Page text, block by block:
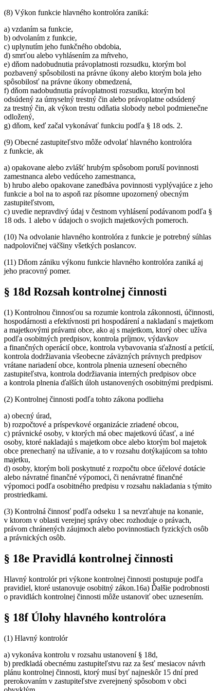
(8) Výkon funkcie hlavného kontrolóra zaniká:
a) vzdaním sa funkcie,
b) odvolaním z funkcie,
c) uplynutím jeho funkčného obdobia,
d) smrťou alebo vyhlásením za mŕtveho,
e) dňom nadobudnutia právoplatnosti rozsudku, ktorým bol
pozbavený spôsobilosti na právne úkony alebo ktorým bola jeho
spôsobilosť na právne úkony obmedzená,
f) dňom nadobudnutia právoplatnosti rozsudku, ktorým bol
odsúdený za úmyselný trestný čin alebo právoplatne odsúdený
za trestný čin, ak výkon trestu odňatia slobody nebol podmienečne
odložený,
g) dňom, keď začal vykonávať funkciu podľa § 18 ods. 2.
(9) Obecné zastupiteľstvo môže odvolať hlavného kontrolóra
z funkcie, ak
a) opakovane alebo zvlášť hrubým spôsobom poruší povinnosti
zamestnanca alebo vedúceho zamestnanca,
b) hrubo alebo opakovane zanedbáva povinnosti vyplývajúce z jeho
funkcie a bol na to aspoň raz písomne upozornený obecným
zastupiteľstvom,
c) uvedie nepravdivý údaj v čestnom vyhlásení podávanom podľa §
18 ods. 1 alebo v údajoch o svojich majetkových pomeroch.
(10) Na odvolanie hlavného kontrolóra z funkcie je potrebný súhlas
nadpolovičnej väčšiny všetkých poslancov.
(11) Dňom zániku výkonu funkcie hlavného kontrolóra zaniká aj
jeho pracovný pomer.
§ 18d Rozsah kontrolnej činnosti
(1) Kontrolnou činnosťou sa rozumie kontrola zákonnosti, účinnosti,
hospodárnosti a efektívnosti pri hospodárení a nakladaní s majetkom
a majetkovými právami obce, ako aj s majetkom, ktorý obec užíva
podľa osobitných predpisov, kontrola príjmov, výdavkov
a finančných operácií obce, kontrola vybavovania sťažností a petícií,
kontrola dodržiavania všeobecne záväzných právnych predpisov
vrátane nariadení obce, kontrola plnenia uznesení obecného
zastupiteľstva, kontrola dodržiavania interných predpisov obce
a kontrola plnenia ďalších úloh ustanovených osobitnými predpismi.
(2) Kontrolnej činnosti podľa tohto zákona podlieha
a) obecný úrad,
b) rozpočtové a príspevkové organizácie zriadené obcou,
c) právnické osoby, v ktorých má obec majetkovú účasť, a iné
osoby, ktoré nakladajú s majetkom obce alebo ktorým bol majetok
obce prenechaný na užívanie, a to v rozsahu dotýkajúcom sa tohto
majetku,
d) osoby, ktorým boli poskytnuté z rozpočtu obce účelové dotácie
alebo návratné finančné výpomoci, či nenávratné finančné
výpomoci podľa osobitného predpisu v rozsahu nakladania s týmito
prostriedkami.
(3) Kontrolná činnosť podľa odseku 1 sa nevzťahuje na konanie,
v ktorom v oblasti verejnej správy obec rozhoduje o právach,
právom chránených záujmoch alebo povinnostiach fyzických osôb
a právnických osôb.
§ 18e Pravidlá kontrolnej činnosti
Hlavný kontrolór pri výkone kontrolnej činnosti postupuje podľa
pravidiel, ktoré ustanovuje osobitný zákon.16a) Ďalšie podrobnosti
o pravidlách kontrolnej činnosti môže ustanoviť obec uznesením.
§ 18f Úlohy hlavného kontrolóra
(1) Hlavný kontrolór
a) vykonáva kontrolu v rozsahu ustanovení § 18d,
b) predkladá obecnému zastupiteľstvu raz za šesť mesiacov návrh
plánu kontrolnej činnosti, ktorý musí byť najneskôr 15 dní pred
prerokovaním v zastupiteľstve zverejnený spôsobom v obci